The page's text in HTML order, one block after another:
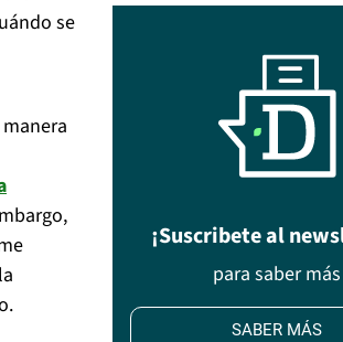
se
¡Suscribete al
para saber más
SABER MÁS